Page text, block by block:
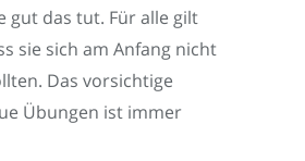
gut das tut. Für alle gilt
sie sich am Anfang nicht
Das vorsichtige
Übungen ist immer